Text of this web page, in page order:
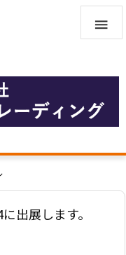

出展します。